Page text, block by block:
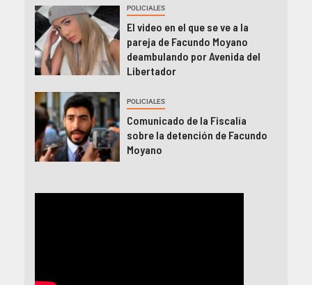
POLICIALES
El video en el que se ve a la
pareja de Facundo Moyano
deambulando por Avenida del
Libertador
POLICIALES
Comunicado de la Fiscalía
sobre la detención de Facundo
Moyano